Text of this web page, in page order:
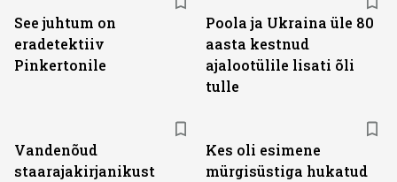
See juhtum on
eradetektiiv
Pinkertonile
Poola ja Ukraina üle 80
aasta kestnud
ajalootülile lisati õli
tulle
Vandenõud
staarajakirjanikust
Kes oli esimene
mürgisüstiga hukatud